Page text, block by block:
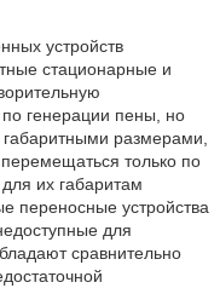
устройств
стационарные и
по генерации пены, но
размерами,
только по
их габаритам
переносные устройства
для
сравнительно